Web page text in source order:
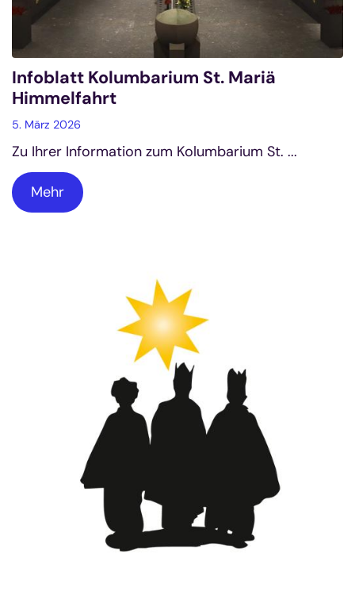
Infoblatt Kolumbarium St. Mariä
Himmelfahrt
5. März 2026
Zu Ihrer Information zum Kolumbarium St. ...
Mehr